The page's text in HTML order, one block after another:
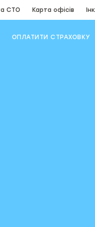
СТО Карта офісів
ОПЛАТИТИ СТРАХОВКУ